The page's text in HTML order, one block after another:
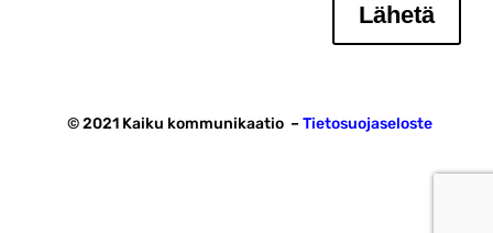
Lähetä
© 2021 Kaiku kommunikaatio – Tietosuojaseloste